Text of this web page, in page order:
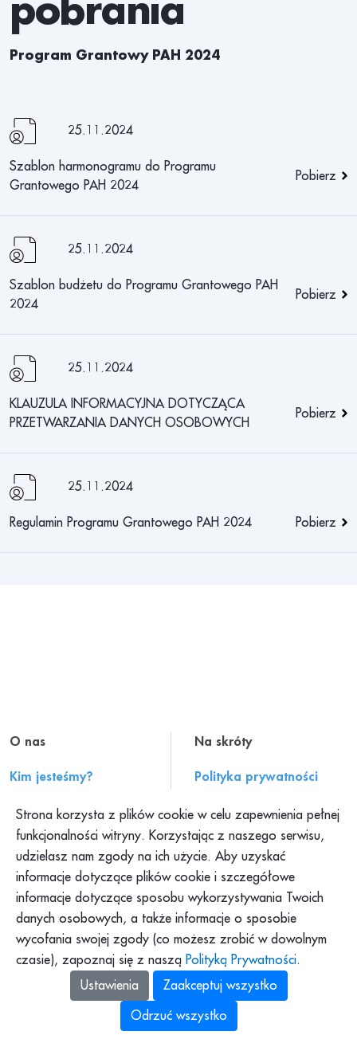
pobrania
Program Grantowy PAH 2024
25.11.2024
Szablon harmonogramu do Programu
Grantowego PAH 2024
Pobierz
25.11.2024
Szablon budżetu do Programu Grantowego PAH
2024
Pobierz
25.11.2024
KLAUZULA INFORMACYJNA DOTYCZĄCA
PRZETWARZANIA DANYCH OSOBOWYCH
Pobierz
25.11.2024
Regulamin Programu Grantowego PAH 2024 Pobierz
O nas
Kim jesteśmy?
Konteksty PAH
Klub PAH
Program Pajacyk
Platforma DOM
Platforma Pomagamy
Zbiórki Siepomaga
Na skróty
Polityka prywatności
Składanie skarg
Dokumenty
Praca w PAH
Dla mediów
Podkast PAH: „Tolerancja
to za mało”
Strona korzysta z plików cookie w celu zapewnienia pełnej
funkcjonalności witryny. Korzystając z naszego serwisu,
udzielasz nam zgody na ich użycie. Aby uzyskać
informacje dotyczące plików cookie i szczegółowe
informacje dotyczące sposobu wykorzystywania Twoich
danych osobowych, a także informacje o sposobie
wycofania swojej zgody (co możesz zrobić w dowolnym
czasie), zapoznaj się z naszą Polityką Prywatności.
Ustawienia
Zaakceptuj wszystko
Odrzuć wszystko